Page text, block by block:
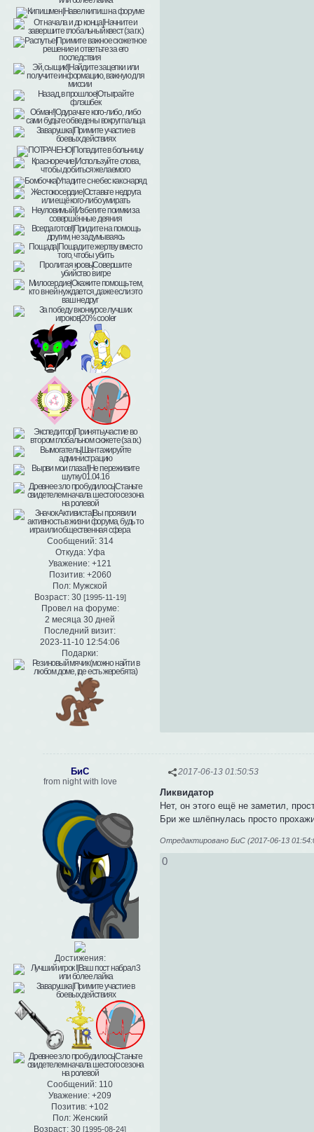
Сообщений:314
Откуда:Уфа
Уважение: +121
Позитив: +2060
Пол: Мужской
Возраст:30 [1995-11-19]
Провел на форуме:
2 месяца 30 дней
Последний визит:
2023-11-10 12:54:06
Подарки:
2017-06-13 01:50:53
БиС
from night with love
Достижения:
Сообщений: 110
Уважение: +209
Позитив: +102
Пол:Женский
Возраст: 30 [1995-08-24]
Ликвидатор
Нет, он этого ещё не заметил,
Бри же шлёпнулась просто
Отредактировано БиС (2017-06-13
0